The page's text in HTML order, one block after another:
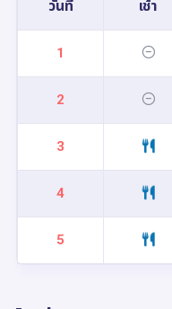
วันที่ เช้า
1
2
3
4
5